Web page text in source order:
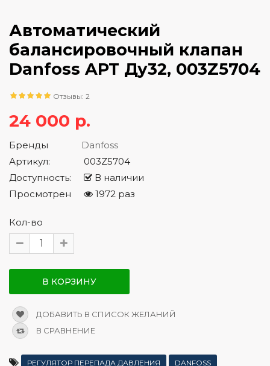
Автоматический
балансировочный клапан
Danfoss APT Ду32, 003Z5704
Отзывы: 2
24 000 р.
Бренды
Danfoss
Артикул:
003Z5704
Доступность:
В наличии
Просмотрен
1972 раз
Кол-во
В КОРЗИНУ
ДОБАВИТЬ В СПИСОК ЖЕЛАНИЙ
В СРАВНЕНИЕ
РЕГУЛЯТОР ПЕРЕПАДА ДАВЛЕНИЯ DANFOSS